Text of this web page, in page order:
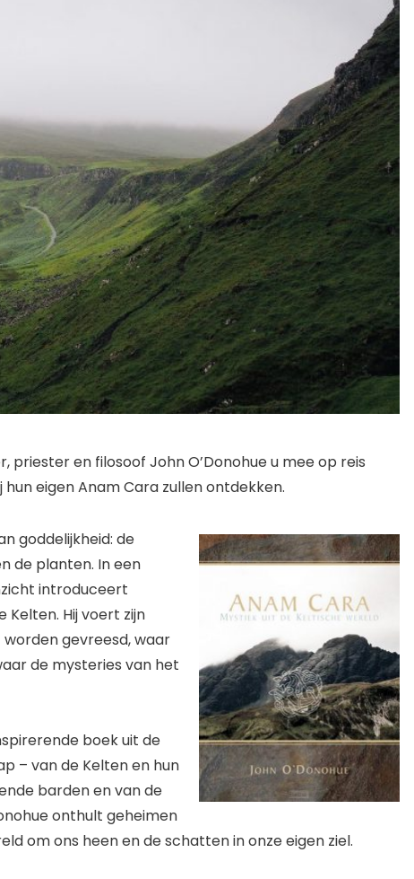
priester en filosoof John O’Donohue u mee op reis
hun eigen Anam Cara zullen ontdekken.
goddelijkheid: de
de planten. In een
introduceert
Kelten. Hij voert zijn
gevreesd, waar
de mysteries van het
boek uit de
– van de Kelten en hun
barden en van de
onthult geheimen
om ons heen en de schatten in onze eigen ziel.